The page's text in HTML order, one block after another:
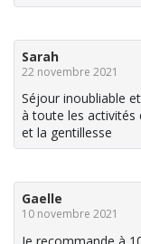
Sarah
22 novembre 2021
Séjour inoubliable
à toute les activités
et la gentillesse
Gaelle
10 novembre 2021